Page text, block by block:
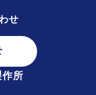
せ
所